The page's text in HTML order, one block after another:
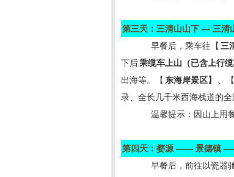
第三天：三清山山下 — 三清
早餐后，乘车往【 三
下后乘缆车上山（已含上行缆
出海等。【 东海岸景区】 、【
录、全长几千米西海栈道的
温馨提示：因山上用
第四天：婺源 —— 景德镇
早餐后，前往以瓷器